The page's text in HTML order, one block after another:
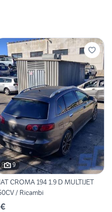
9
CROMA 194 1.9 D MULTIJET
/ Ricambi